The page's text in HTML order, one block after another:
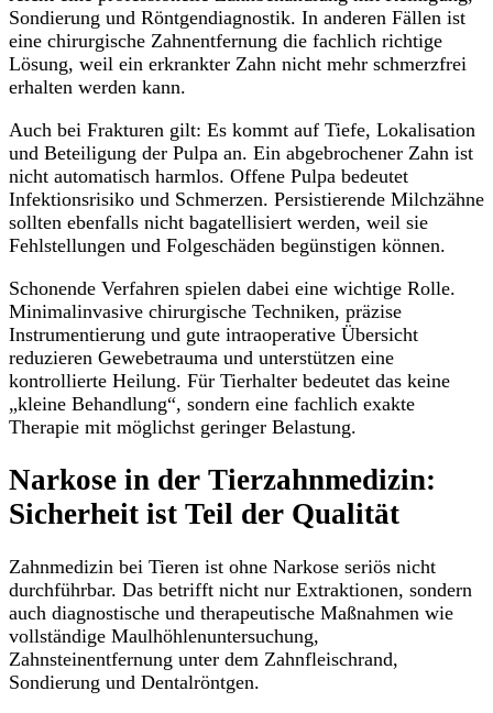
Sondierung und Röntgendiagnostik. In anderen Fällen ist
eine chirurgische Zahnentfernung die fachlich richtige
Lösung, weil ein erkrankter Zahn nicht mehr schmerzfrei
erhalten werden kann.
Auch bei Frakturen gilt: Es kommt auf Tiefe, Lokalisation
und Beteiligung der Pulpa an. Ein abgebrochener Zahn ist
nicht automatisch harmlos. Offene Pulpa bedeutet
Infektionsrisiko und Schmerzen. Persistierende Milchzähne
sollten ebenfalls nicht bagatellisiert werden, weil sie
Fehlstellungen und Folgeschäden begünstigen können.
Schonende Verfahren spielen dabei eine wichtige Rolle.
Minimalinvasive chirurgische Techniken, präzise
Instrumentierung und gute intraoperative Übersicht
reduzieren Gewebetrauma und unterstützen eine
kontrollierte Heilung. Für Tierhalter bedeutet das keine
„kleine Behandlung“, sondern eine fachlich exakte
Therapie mit möglichst geringer Belastung.
Narkose in der Tierzahnmedizin:
Sicherheit ist Teil der Qualität
Zahnmedizin bei Tieren ist ohne Narkose seriös nicht
durchführbar. Das betrifft nicht nur Extraktionen, sondern
auch diagnostische und therapeutische Maßnahmen wie
vollständige Maulhöhlenuntersuchung,
Zahnsteinentfernung unter dem Zahnfleischrand,
Sondierung und Dentalröntgen.